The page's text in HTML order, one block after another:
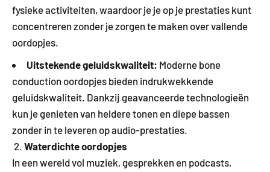
fysieke activiteiten, waardoor je je op je prestaties kunt
concentreren zonder je zorgen te maken over vallende
oordopjes.
Uitstekende geluidskwaliteit: Moderne bone
conduction oordopjes bieden indrukwekkende
geluidskwaliteit. Dankzij geavanceerde technologieën
kun je genieten van heldere tonen en diepe bassen
zonder in te leveren op audio-prestaties.
2. Waterdichte oordopjes
In een wereld vol muziek, gesprekken en podcasts,